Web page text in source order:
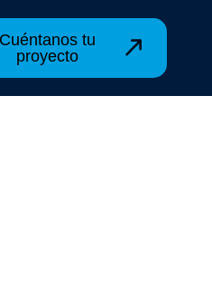
Cuéntanos tu
proyecto